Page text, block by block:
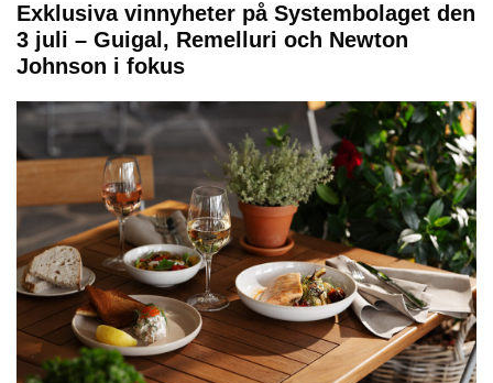
Exklusiva vinnyheter på Systembolaget den
3 juli – Guigal, Remelluri och Newton
Johnson i fokus